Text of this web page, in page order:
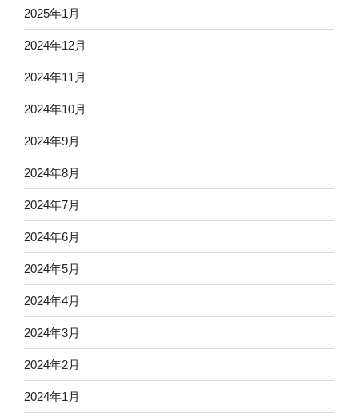
2025年1月
2024年12月
2024年11月
2024年10月
2024年9月
2024年8月
2024年7月
2024年6月
2024年5月
2024年4月
2024年3月
2024年2月
2024年1月